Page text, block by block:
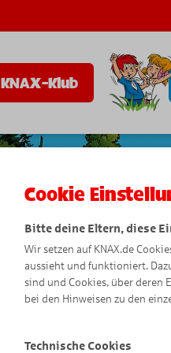
KNAX-Klub
Cookie
Bitte deine Eltern, diese
Wir setzen auf KNAX.de
aussieht und funktioniert.
sind und Cookies, über deren
bei den Hinweisen zu den
Technische Cookies